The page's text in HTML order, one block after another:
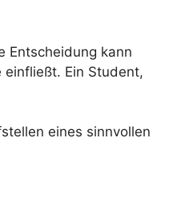
Entscheidung kann
Ein Student,
eines sinnvollen